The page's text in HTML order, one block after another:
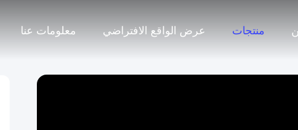
منتجات عرض الواقع الافتراضي معلومات عنا